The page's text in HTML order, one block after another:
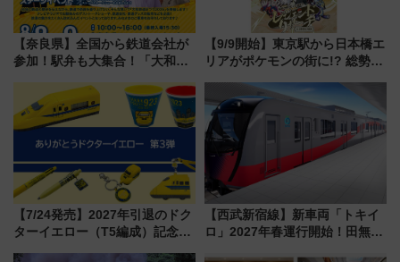
【奈良県】全国から鉄道会社が
参加！駅弁も大集合！「大和鉄
に開催決定
【9/9開始】東京駅から日本橋エ
リアがポケモンの街に!? 総勢
リサーチ」本格謎解き・グッズ
情報まとめ
【7/24発売】2027年引退のドク
ターイエロー（T5編成）記念グ
【西武新宿線】新車両「トキイ
ロ」2027年春運行開始！田無・